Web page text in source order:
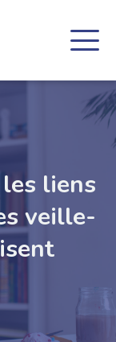
les liens
veille-